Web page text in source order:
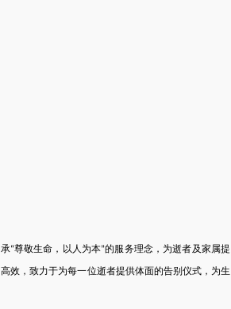
“尊敬生命，以人为本”的服务理念，为逝者及家属提
效，致力于为每一位逝者提供体面的告别仪式，为生